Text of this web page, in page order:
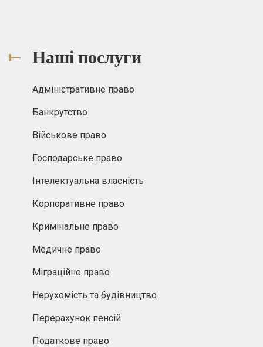
Наші послуги
Адміністративне право
Банкрутство
Військове право
Господарське право
Інтелектуальна власність
Корпоративне право
Кримінальне право
Медичне право
Міграційне право
Нерухомість та будівництво
Перерахунок пенсій
Податкове право